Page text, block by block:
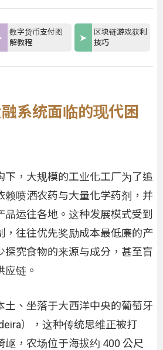
数字货币支付图
解教程
区块链游戏获利
技巧
系统面临的现代困
下，大规模的工业化工厂为了追
赖喷洒农药与大量化学药剂，并
运往各地。这种发展模式受到
，往往优先奖励成本最低廉的产
探究食物的来源与成分，甚至盲
应链。
土、坐落于大西洋中央的葡萄牙
），这种传统思维正被打
岖，农场位于海拔约 400 公尺